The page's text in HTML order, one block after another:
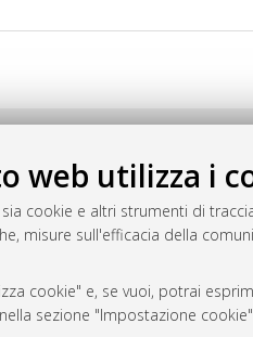
web utilizza i
cookie e altri strumenti di
misure sull'efficacia della
cookie" e, se vuoi, potrai
sezione "Impostazione